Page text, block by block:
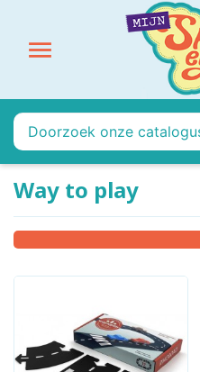

Way to play